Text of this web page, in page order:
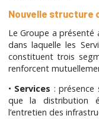
Nouvelle structure
Le Groupe a présenté
dans laquelle les
constituent trois
renforcent
• Services :
que la distribution
l’entretien des